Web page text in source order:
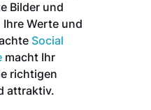
Bilder und
Werte und
Social
macht Ihr
richtigen
attraktiv.